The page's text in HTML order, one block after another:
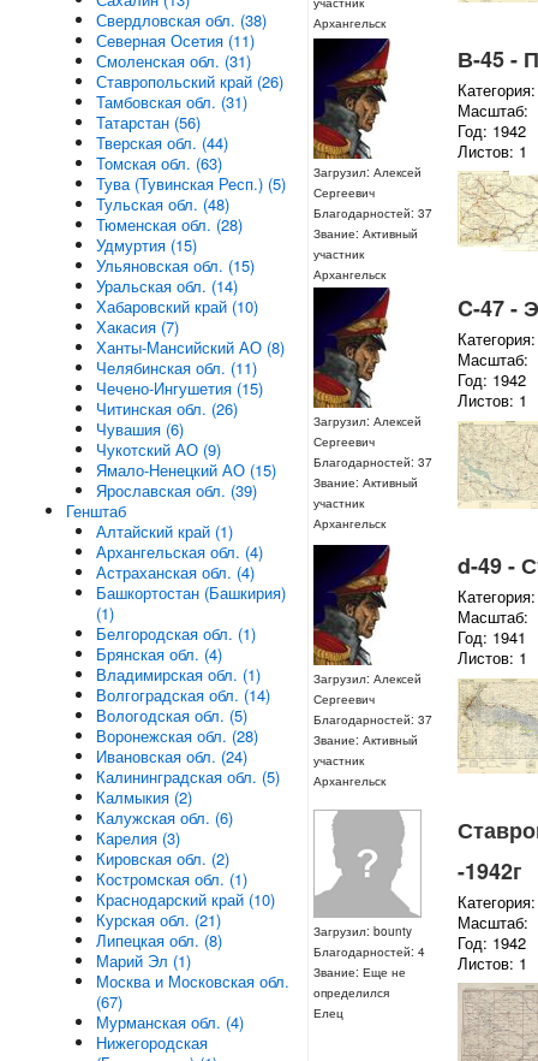
Архангельск
Загрузил: Алексей
Сергеевич
Благодарностей: 37
Звание: Активный
участник
Архангельск
В-45 -
Масштаб:
Год: 1942
Листов: 1
Загрузил: Алексей
Сергеевич
Благодарностей: 37
Звание: Активный
участник
Архангельск
C-47 -
Масштаб:
Год: 1942
Листов: 1
Загрузил: Алексей
Сергеевич
Благодарностей: 37
Звание: Активный
участник
Архангельск
d-49 -
Масштаб:
Год: 1941
Листов: 1
Загрузил: bounty
Благодарностей: 4
Звание: Еще не
определился
Елец
-1942г
Масштаб:
Год: 1942
Листов: 1
Свердловская обл. (38)
Северная Осетия (11)
Смоленская обл. (31)
Ставропольский край (26)
Тамбовская обл. (31)
Татарстан (56)
Тверская обл. (44)
Томская обл. (63)
Тува (Тувинская Респ.) (5)
Тульская обл. (48)
Тюменская обл. (28)
Удмуртия (15)
Ульяновская обл. (15)
Уральская обл. (14)
Хабаровский край (10)
Хакасия (7)
Ханты-Мансийский АО (8)
Челябинская обл. (11)
Чечено-Ингушетия (15)
Читинская обл. (26)
Чувашия (6)
Чукотский АО (9)
Ямало-Ненецкий АО (15)
Ярославская обл. (39)
Генштаб
Алтайский край (1)
Архангельская обл. (4)
Астраханская обл. (4)
Башкортостан (Башкирия)
(1)
Белгородская обл. (1)
Брянская обл. (4)
Владимирская обл. (1)
Волгоградская обл. (14)
Вологодская обл. (5)
Воронежская обл. (28)
Ивановская обл. (24)
Калининградская обл. (5)
Калмыкия (2)
Калужская обл. (6)
Карелия (3)
Кировская обл. (2)
Костромская обл. (1)
Краснодарский край (10)
Курская обл. (21)
Липецкая обл. (8)
Марий Эл (1)
Москва и Московская обл.
(67)
Мурманская обл. (4)
Нижегородская